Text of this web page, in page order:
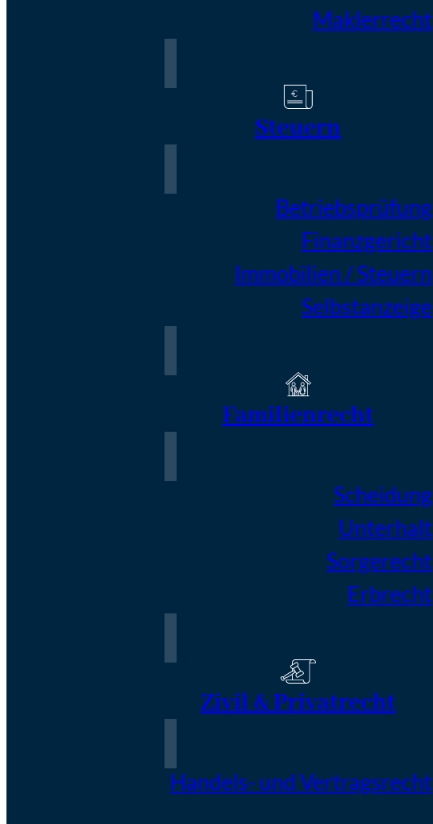
Maklerrecht
Steuern
Betriebsprüfung
Finanzgericht
Immobilien / Steuern
Selbstanzeige
Familienrecht
Scheidung
Unterhalt
Sorgerecht
Erbrecht
Zivil & Privatrecht
Handels- und Vertragsrecht